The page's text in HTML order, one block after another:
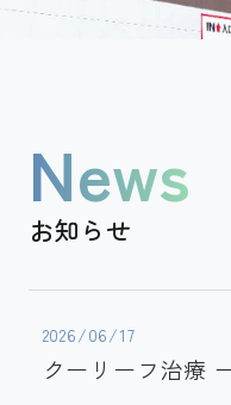
News
お知らせ
2026/06/17
クーリーフ治療